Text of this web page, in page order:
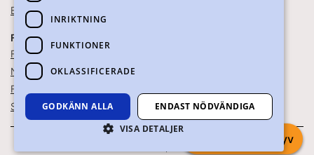
Blanketter
FÖR SKOLPERSONAL
För SYV
Nationella studievägskoder
För gymnasieskolor
Skolportalen
INRIKTNING
FUNKTIONER
OKLASSIFICERADE
GODKÄNN ALLA
ENDAST NÖDVÄNDIGA
VISA DETALJER
Chatta med syv